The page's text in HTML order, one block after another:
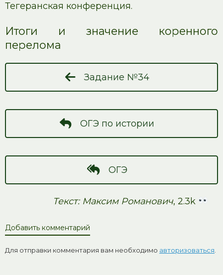
Тегеранская конференция.
Итоги и значение коренного
перелома
Задание №34
ОГЭ по истории
ОГЭ
Текст: Максим Романович, 2.3k
Добавить комментарий
Для отправки комментария вам необходимо авторизоваться